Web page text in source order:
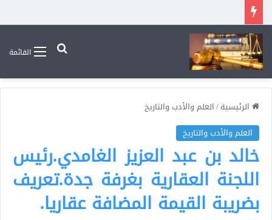
القائمةبحث عن
الرئيسية/العلم والأدب والتاريخ
العلم والأدب والتاريخ
خالد بن عبد العزيز الغامدي.رئيس
اللجنة العقارية بغرفة جدة.تعريف
بضريبة القيمة المضافة عقاريا.